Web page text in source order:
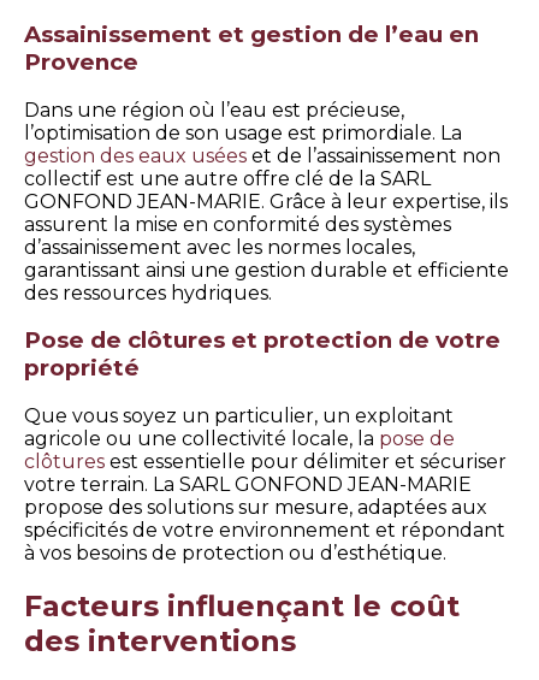
Assainissement et gestion de l’eau en
Provence
Dans une région où l’eau est précieuse,
l’optimisation de son usage est primordiale. La
gestion des eaux usées et de l’assainissement non
collectif est une autre offre clé de la SARL
GONFOND JEAN-MARIE. Grâce à leur expertise, ils
assurent la mise en conformité des systèmes
d’assainissement avec les normes locales,
garantissant ainsi une gestion durable et efficiente
des ressources hydriques.
Pose de clôtures et protection de votre
propriété
Que vous soyez un particulier, un exploitant
agricole ou une collectivité locale, la pose de
clôtures est essentielle pour délimiter et sécuriser
votre terrain. La SARL GONFOND JEAN-MARIE
propose des solutions sur mesure, adaptées aux
spécificités de votre environnement et répondant
à vos besoins de protection ou d’esthétique.
Facteurs influençant le coût
des interventions